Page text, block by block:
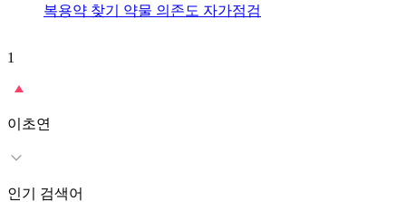
복용약 찾기 약물 의존도 자가점검
1
이초연
인기 검색어